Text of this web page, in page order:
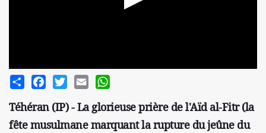
Share FacebookTwitterEmail
Téhéran (IP) - La glorieuse prière de l'Aïd al-Fitr (la
fête musulmane marquant la rupture du jeûne du